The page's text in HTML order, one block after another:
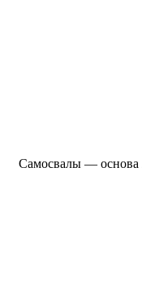
Самосвалы — основа